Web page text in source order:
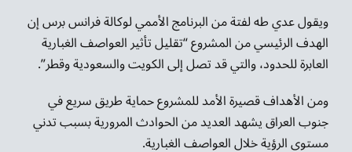
ويقول عدي طه لفتة من البرنامج الأممي لوكالة فرانس برس إن
الهدف الرئيسي من المشروع “تقليل تأثير العواصف الغبارية
العابرة للحدود، والتي قد تصل إلى الكويت والسعودية وقطر”.
ومن الأهداف قصيرة الأمد للمشروع حماية طريق سريع في
جنوب العراق يشهد العديد من الحوادث المرورية بسبب تدني
مستوى الرؤية خلال العواصف الغبارية.